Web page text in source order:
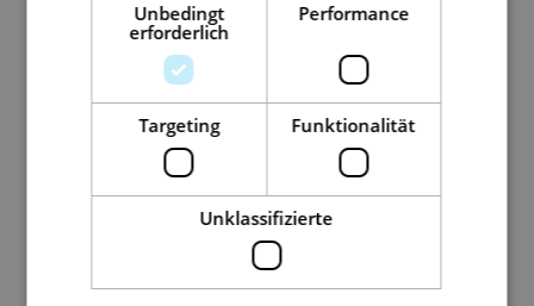
Unbedingt
erforderlich
Performance
Targeting Funktionalität
Unklassifizierte